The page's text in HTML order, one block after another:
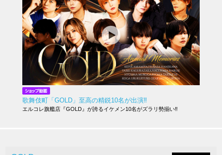
歌舞伎町「GOLD」至高の精鋭10名が出演‼︎
エルコレ旗艦店『GOLD』が誇るイケメン10名がズラリ勢揃い‼︎